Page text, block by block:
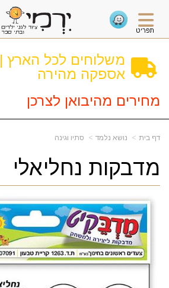
תפריט
משלוחים לכל הארץ |
אספקה מהירה
מחירים מהיבואן לצרכן
דף בית נושא נלמד סתיו וגינה
מדבקות נחליאלי